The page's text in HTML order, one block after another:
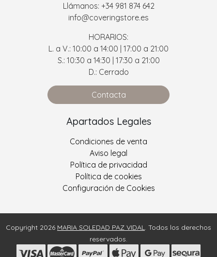
Llámanos: +34 981 874 642
info@coveringstore.es
HORARIOS:
L. a V.: 10:00 a 14:00 | 17:00 a 21:00
S.: 10:30 a 14:30 | 17:30 a 21:00
D.: Cerrado
Contacta
Apartados Legales
Condiciones de venta
Aviso legal
Política de privacidad
Política de cookies
Configuración de Cookies
Copyright 2026 MARIA SOLEDAD PAZ VIDAL
. Todos los derechos
reservados.